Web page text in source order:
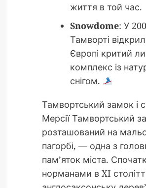
життя в той час.
Snowdome: У
Тамворті
Європі критий
комплекс із
снігом.
Тамвортський замок і
Мерсії Тамвортський
розташований на
пагорбі, — одна з
пам’яток міста.
норманами в XI